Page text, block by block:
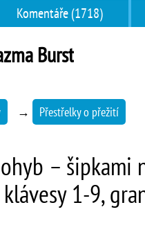
Komentáře (1718)
Burst
→ Přestřelky o přežití
– šipkami
1-9,